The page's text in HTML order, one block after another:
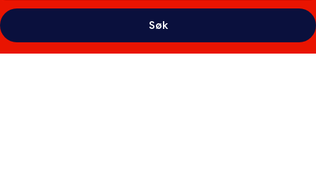
Søk